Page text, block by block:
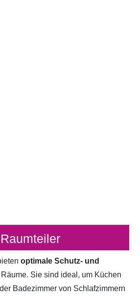
Raumteiler
optimale Schutz- und
Räume. Sie sind ideal, um Küchen
Badezimmer von Schlafzimmern